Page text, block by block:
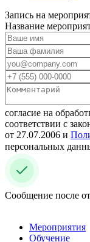
Запись на
Название
согласие на
соответствии с
от 27.07.2006 и
персональных
Сообщение после
Мероприятия
Обучение